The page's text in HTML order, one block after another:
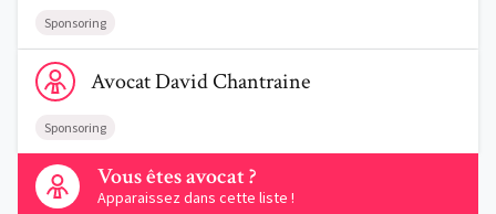
Sponsoring
Voir le profil de AvocatDavid Chantraine
AvocatDavidChantraine
Sponsoring
Vous êtes avocat ?
Apparaissez dans cette liste !
Contactez-nous